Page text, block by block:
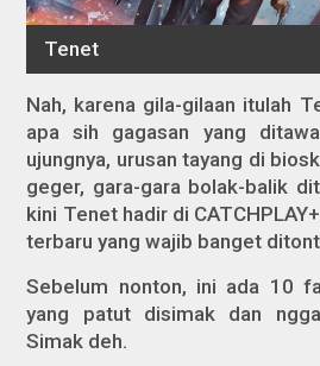
Nah, karena gila-gilaan itulah
apa sih gagasan yang
ujungnya, urusan tayang di
geger, gara-gara bolak-balik
kini Tenet hadir di
terbaru yang wajib banget
Sebelum nonton, ini ada 10
yang patut disimak dan
Simak deh.